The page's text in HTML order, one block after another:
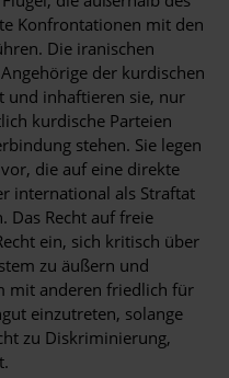
Konfrontationen mit den
Die iranischen
der kurdischen
inhaftieren sie, nur
kurdische Parteien
stehen. Sie legen
die auf eine direkte
international als Straftat
Das Recht auf freie
ein, sich kritisch über
zu äußern und
mit anderen friedlich für
einzutreten, solange
zu Diskriminierung,